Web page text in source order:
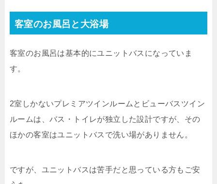
客室のお風呂と大浴場
客室のお風呂は基本的にユニットバスになっていま
す。
2室しかないプレミアツインルームとビューバスツイン
ルームは、バス・トイレが独立した設計ですが、その
ほかの客室はユニットバスで洗い場がありません。
ですが、ユニットバスは苦手だと思っている方もご安